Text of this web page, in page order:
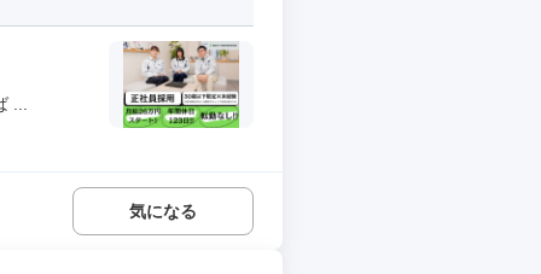
...
気になる